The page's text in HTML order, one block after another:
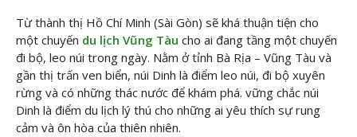
Từ thành thị Hồ Chí Minh (Sài Gòn) sẽ khá thuận tiện cho
một chuyến du lịch Vũng Tàu cho ai đang tầng một chuyến
đi bộ, leo núi trong ngày. Nằm ở tỉnh Bà Rịa – Vũng Tàu và
gần thị trấn ven biển, núi Dinh là điểm leo núi, đi bộ xuyên
rừng và có những thác nước để khám phá. vững chắc núi
Dinh là điểm du lịch lý thú cho những ai yêu thích sự rung
cảm và ôn hòa của thiên nhiên.